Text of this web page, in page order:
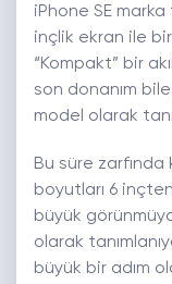
iPhone SE
inçlik ekran ile
“Kompakt” bir
son donanım
model olarak
Bu süre zarfında
boyutları 6
büyük
olarak
büyük bir adım